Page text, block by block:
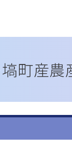
塙町産農